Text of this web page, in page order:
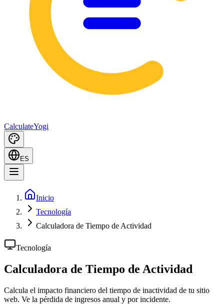
CalculateYogi
ES
Inicio
Tecnología
Calculadora de Tiempo de Actividad
Tecnología
Calculadora de Tiempo de Actividad
Calcula el impacto financiero del tiempo de inactividad de tu sitio
web. Ve la pérdida de ingresos anual y por incidente.